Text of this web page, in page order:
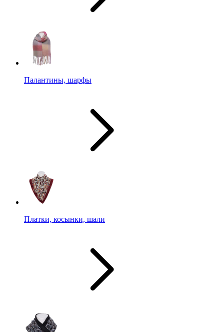
Палантины, шарфы
Платки, косынки, шали